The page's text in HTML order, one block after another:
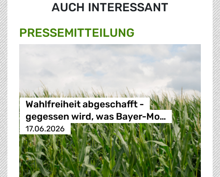
AUCH INTERESSANT
PRESSE­MITTEILUNG
Wahlfreiheit abgeschafft -
gegessen wird, was Bayer-Mo…
17.06.2026